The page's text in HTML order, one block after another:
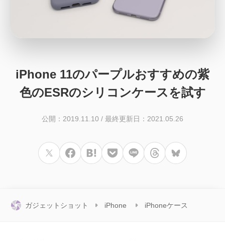
iPhone iPad Mac Android
iPhone 11のパープルおすすめの紫
色のESRのシリコンケースを試す
公開：2019.11.10 / 最終更新日：2021.05.26
ガジェットショット iPhone iPhoneケース